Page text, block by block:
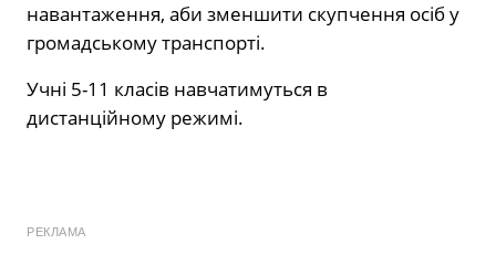
навантаження, аби зменшити скупчення осіб у
громадському транспорті.
Учні 5-11 класів навчатимуться в
дистанційному режимі.
РЕКЛАМА